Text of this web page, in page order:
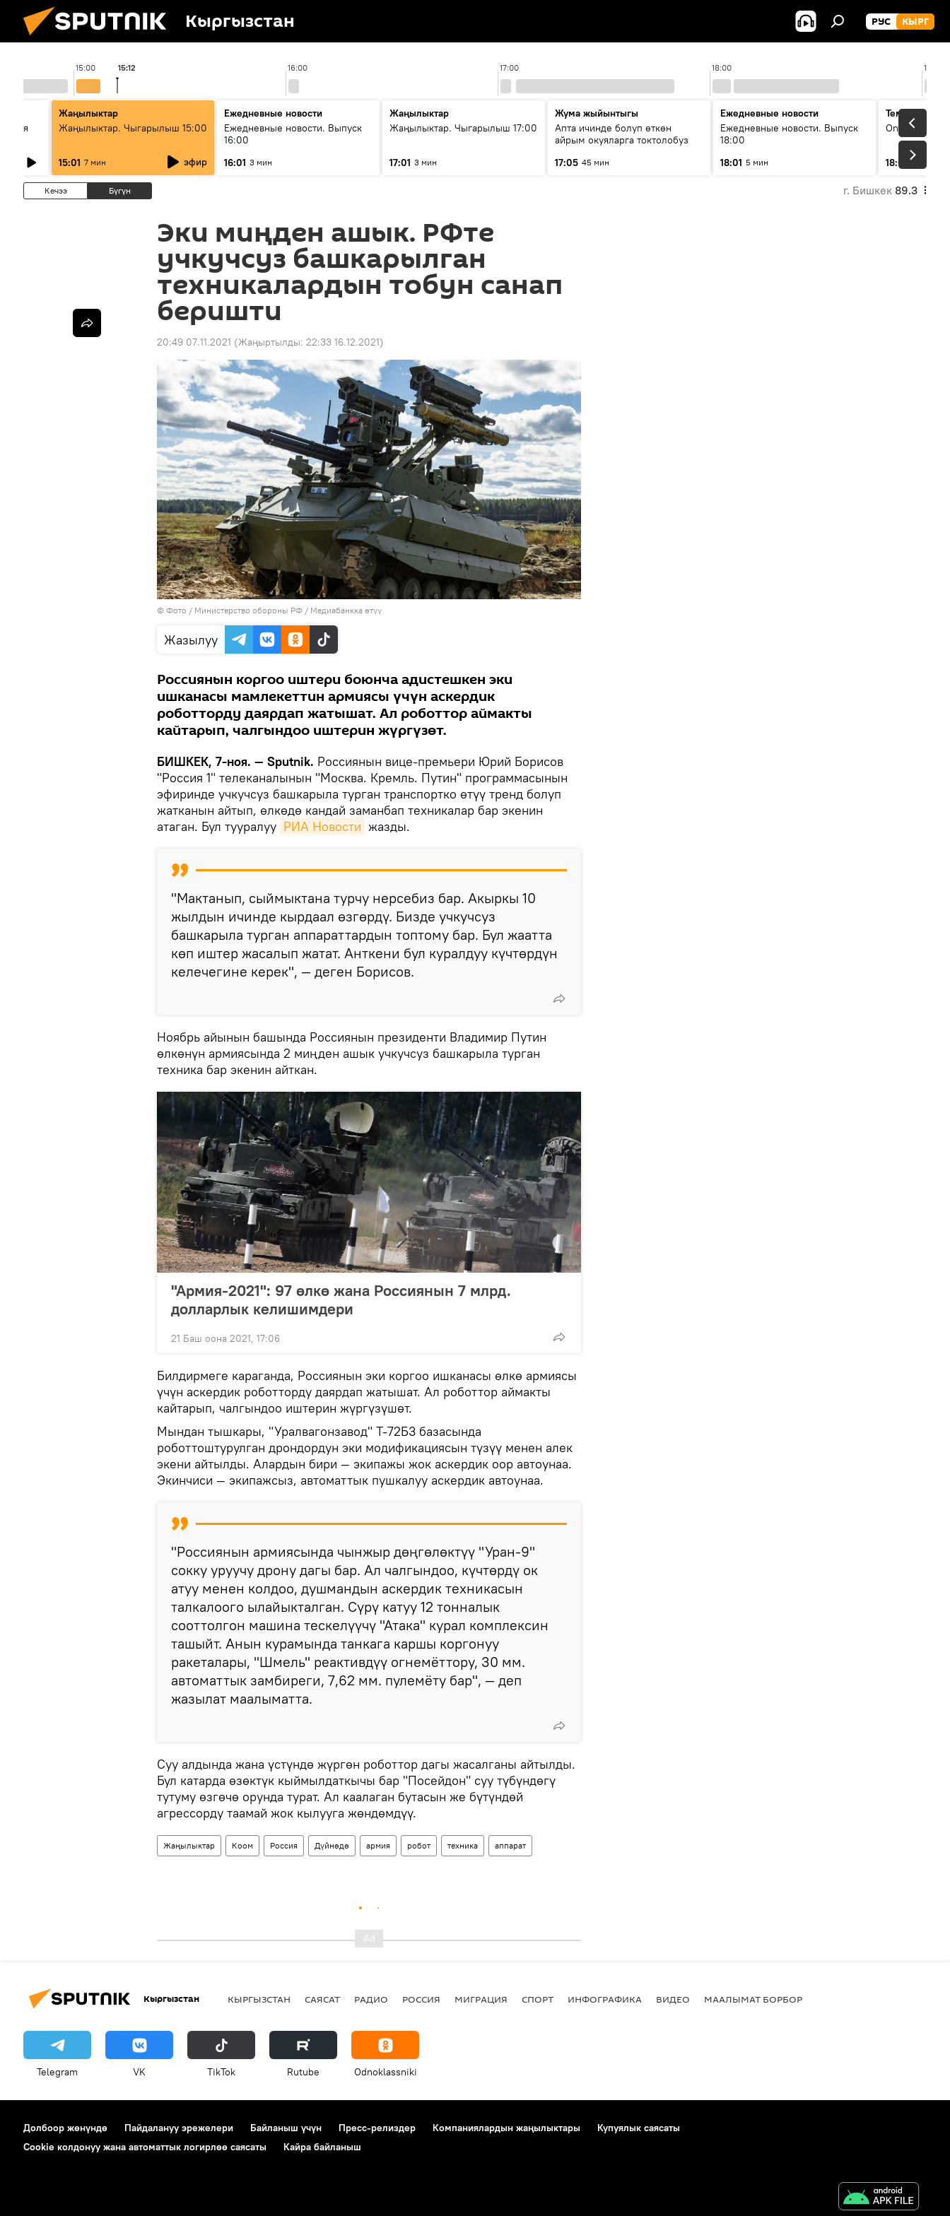
Кыргызстан РУС КЫРГ
15:00 16:00 17:00 18:00 19:00
15:12
Жаңылыктар
Жаңылыктар. Чыгарылыш 15:00
15:01 7 мин эфир
Ежедневные новости
Ежедневные новости. Выпуск
16:00
16:01 3 мин
Жаңылыктар
Жаңылыктар. Чыгарылыш 17:00
17:01 3 мин
Жума жыйынтыгы
Апта ичинде болуп өткөн
айрым окуяларга токтолобуз
17:05 45 мин
Ежедневные новости
Ежедневные новости. Выпуск
18:00
18:01 5 мин
Тема дня
On air
18:07
Кечээ Бүгүн г. Бишкек 89.3
Эки миңден ашык. РФте
учкучсуз башкарылган
техникалардын тобун санап
беришти
20:49 07.11.2021 (Жаңыртылды: 22:33 16.12.2021)
© Фото / Министерство обороны РФ / Медиабанкка өтүү
Жазылуу
Россиянын коргоо иштери боюнча адистешкен эки
ишканасы мамлекеттин армиясы үчүн аскердик
роботторду даярдап жатышат. Ал роботтор аймакты
кайтарып, чалгындоо иштерин жүргүзөт.
БИШКЕК, 7-ноя. — Sputnik. Россиянын вице-премьери Юрий Борисов
"Россия 1" телеканалынын "Москва. Кремль. Путин" программасынын
эфиринде учкучсуз башкарыла турган транспортко өтүү тренд болуп
жатканын айтып, өлкөдө кандай заманбап техникалар бар экенин
атаган. Бул тууралуу РИА Новости жазды.
"Мактанып, сыймыктана турчу нерсебиз бар. Акыркы 10
жылдын ичинде кырдаал өзгөрдү. Бизде учкучсуз
башкарыла турган аппараттардын топтому бар. Бул жаатта
көп иштер жасалып жатат. Анткени бул куралдуу күчтөрдүн
келечегине керек", — деген Борисов.
Ноябрь айынын башында Россиянын президенти Владимир Путин
өлкөнүн армиясында 2 миңден ашык учкучсуз башкарыла турган
техника бар экенин айткан.
"Армия-2021": 97 өлкө жана Россиянын 7 млрд.
долларлык келишимдери
21 Баш оона 2021, 17:06
Билдирмеге караганда, Россиянын эки коргоо ишканасы өлкө армиясы
үчүн аскердик роботторду даярдап жатышат. Ал роботтор аймакты
кайтарып, чалгындоо иштерин жүргүзүшөт.
Мындан тышкары, "Уралвагонзавод" Т-72Б3 базасында
роботтоштурулган дрондордун эки модификациясын түзүү менен алек
экени айтылды. Алардын бири — экипажы жок аскердик оор автоунаа.
Экинчиси — экипажсыз, автоматтык пушкалуу аскердик автоунаа.
"Россиянын армиясында чынжыр дөңгөлөктүү "Уран-9"
сокку уруучу дрону дагы бар. Ал чалгындоо, күчтөрдү ок
атуу менен колдоо, душмандын аскердик техникасын
талкалоого ылайыкталган. Сүрү катуу 12 тонналык
сооттолгон машина тескелүүчү "Атака" курал комплексин
ташыйт. Анын курамында танкага каршы коргонуу
ракеталары, "Шмель" реактивдүү огнемёттору, 30 мм.
автоматтык замбиреги, 7,62 мм. пулемёту бар", — деп
жазылат маалыматта.
Суу алдында жана үстүндө жүргөн роботтор дагы жасалганы айтылды.
Бул катарда өзөктүк кыймылдаткычы бар "Посейдон" суу түбүндөгү
тутуму өзгөчө орунда турат. Ал каалаган бутасын же бүтүндөй
агрессорду таамай жок кылууга жөндөмдүү.
Жаңылыктар Коом Россия Дүйнөдө армия робот техника аппарат
Кыргызстан КЫРГЫЗСТАН САЯСАТ РАДИО РОССИЯ МИГРАЦИЯ СПОРТ ИНФОГРАФИКА ВИДЕО МААЛЫМАТ БОРБОР
Telegram VK ТikТоk Rutube Odnoklassniki
Долбоор жөнүндө Пайдалануу эрежелери Байланыш үчүн Пресс-релиздер Компаниялардын жаңылыктары
Купуялык саясаты
Cookie колдонуу жана автоматтык логирлөө саясаты
Кайра байланыш